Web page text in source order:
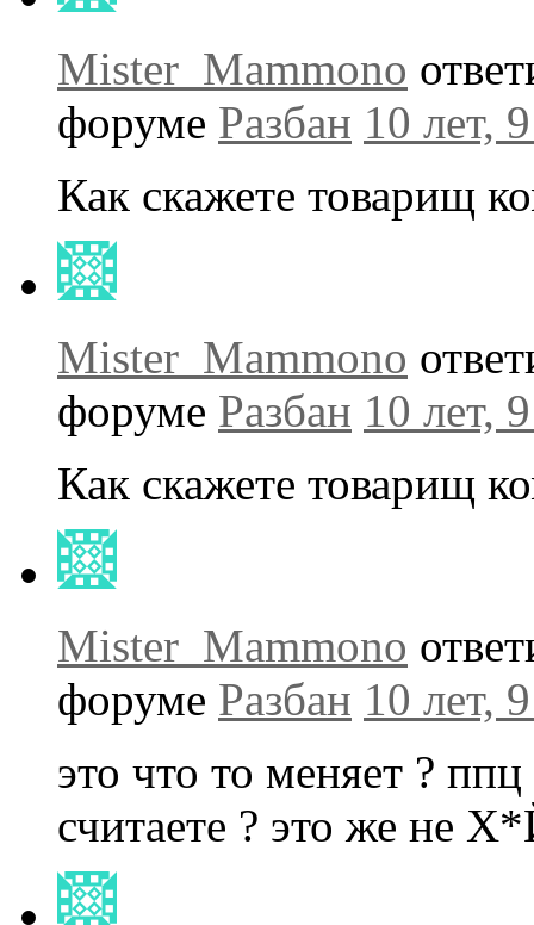
Mister_Mammono
форуме Разбан 10 лет,
Как скажете товарищ
Mister_Mammono
форуме Разбан 10 лет,
Как скажете товарищ
Mister_Mammono
форуме Разбан 10 лет,
это что то меняет ?
считаете ? это же не